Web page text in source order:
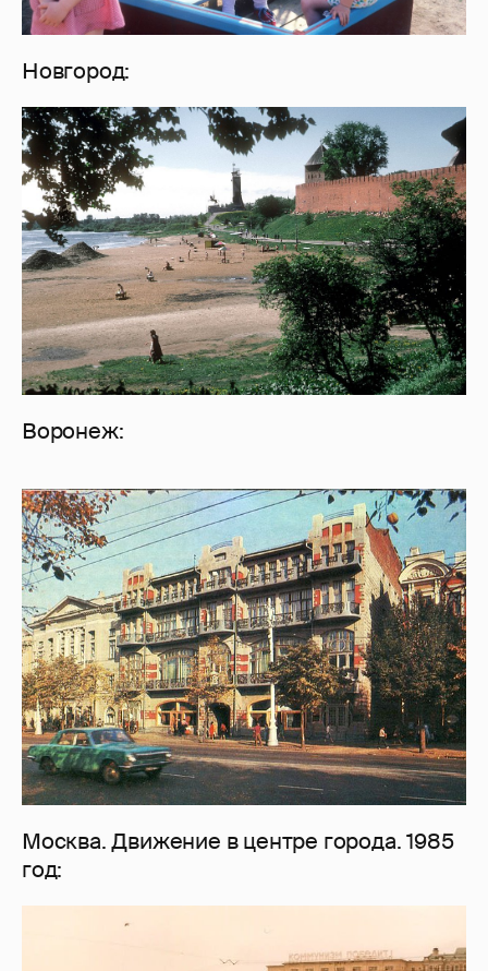
Новгород:
Воронеж:
Москва. Движение в центре города. 1985
год: